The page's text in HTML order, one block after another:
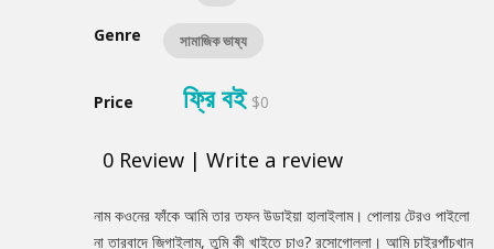
Genre সামাজিক ভাষ্য
Price ফ্রি বই $0
0 Review | Write a review
Product
Summery
নাম কওনের ফাঁকে আমি তার তফন উডাইয়া হালাইলাম। পোলায় টেরও পাইলো
না তারবাদে জিগাইলাম, তুমি কী খাইতে চাও? রসোগোল্লা। আমি চাইরপাঁচখান